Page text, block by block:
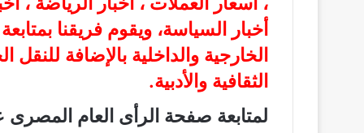
أخبار السياسة، ويقوم فريقنا
الخارجية والداخلية بالإضافة
الثقافية والأدبية.
لمتابعة صفحة الرأى العام